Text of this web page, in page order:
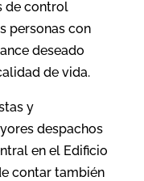
de control
personas con
deseado
de vida.
y
despachos
en el Edificio
contar también